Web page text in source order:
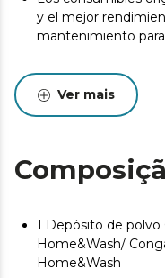
y el mejor
mantenimiento
Ver mais
1 Depósito de polvo
Home&Wash/
Home&Wash